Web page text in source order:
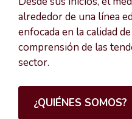
alrededor de una línea
enfocada en la calidad
comprensión de las
sector.
¿QUIÉNES SOMOS?